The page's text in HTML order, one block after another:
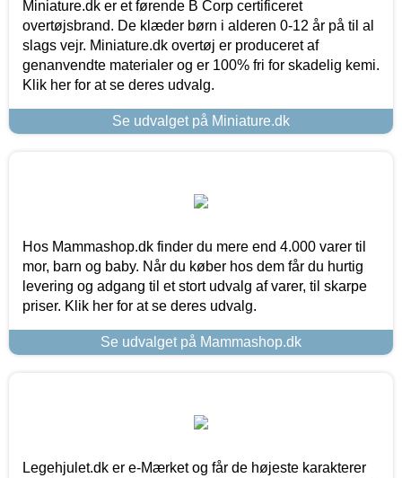
Miniature.dk er et førende B Corp certificeret
overtøjsbrand. De klæder børn i alderen 0-12 år på til al
slags vejr. Miniature.dk overtøj er produceret af
genanvendte materialer og er 100% fri for skadelig kemi.
Klik her for at se deres udvalg.
Se udvalget på Miniature.dk
Hos Mammashop.dk finder du mere end 4.000 varer til
mor, barn og baby. Når du køber hos dem får du hurtig
levering og adgang til et stort udvalg af varer, til skarpe
priser. Klik her for at se deres udvalg.
Se udvalget på Mammashop.dk
Legehjulet.dk er e-Mærket og får de højeste karakterer